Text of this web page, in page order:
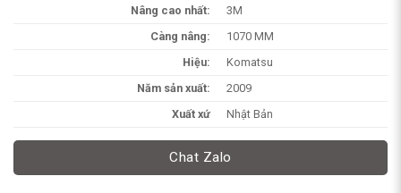
Nâng cao nhất:
3M
Càng nâng:
1070 MM
Hiệu:
Komatsu
Năm sản xuất:
2009
Xuất xứ
Nhật Bản
Chat Zalo